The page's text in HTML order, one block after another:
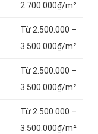
2.700.000₫/m²
Từ 2.500.000 –
3.500.000₫/m²
Từ 2.500.000 –
3.500.000₫/m²
Từ 2.500.000 –
3.500.000₫/m²